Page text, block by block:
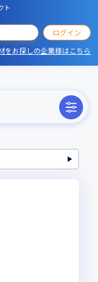
ト
ログイン
をお探しの企業様はこちら